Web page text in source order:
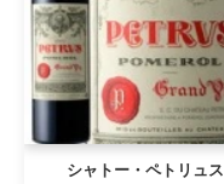
シャトー・ペトリュス